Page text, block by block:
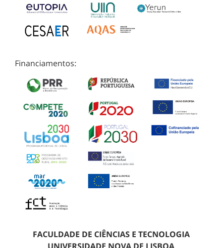
Financiamentos:
FACULDADE DE CIÊNCIAS E TECNOLOGIA